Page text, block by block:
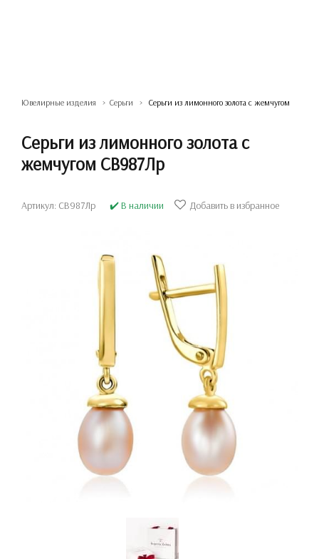
Ювелирные изделия Серьги Серьги из лимонного золота с жемчугом
Серьги из лимонного золота с
жемчугом СВ987Лр
Артикул: СВ987Лр ✔️ В наличии Добавить в избранное